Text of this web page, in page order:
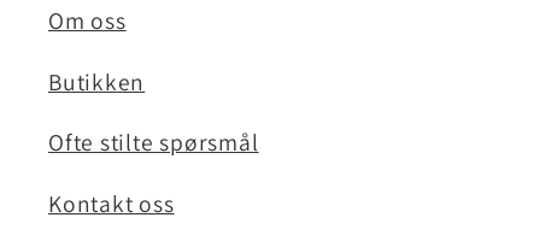
Om oss
Butikken
Ofte stilte spørsmål
Kontakt oss